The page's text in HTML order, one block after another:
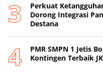
Perkuat
Dorong Integrasi
Destana
PMR SMPN 1 Jetis
Kontingen Terbaik